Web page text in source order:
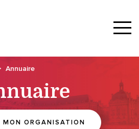
Annuaire
MON ORGANISATION